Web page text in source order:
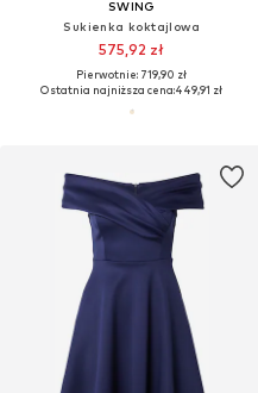
SWING
Sukienka koktajlowa
575,92 zł
Pierwotnie: 719,90 zł
Ostatnia najniższa cena:449,91 zł